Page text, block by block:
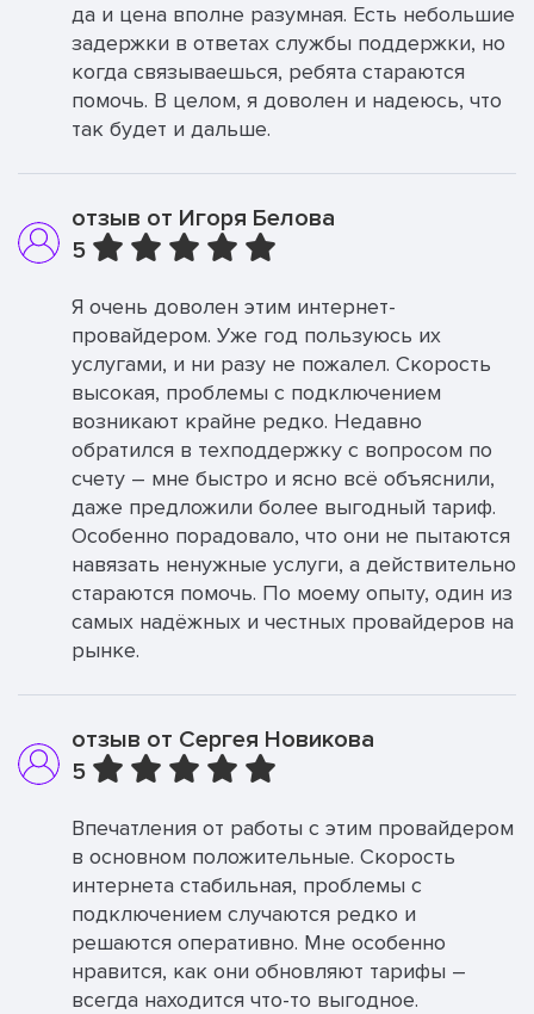
да и цена вполне разумная. Есть небольшие
задержки в ответах службы поддержки, но
когда связываешься, ребята стараются
помочь. В целом, я доволен и надеюсь, что
так будет и дальше.
отзыв от Игоря Белова
5
Я очень доволен этим интернет-
провайдером. Уже год пользуюсь их
услугами, и ни разу не пожалел. Скорость
высокая, проблемы с подключением
возникают крайне редко. Недавно
обратился в техподдержку с вопросом по
счету – мне быстро и ясно всё объяснили,
даже предложили более выгодный тариф.
Особенно порадовало, что они не пытаются
навязать ненужные услуги, а действительно
стараются помочь. По моему опыту, один из
самых надёжных и честных провайдеров на
рынке.
отзыв от Сергея Новикова
5
Впечатления от работы с этим провайдером
в основном положительные. Скорость
интернета стабильная, проблемы с
подключением случаются редко и
решаются оперативно. Мне особенно
нравится, как они обновляют тарифы –
всегда находится что-то выгодное.